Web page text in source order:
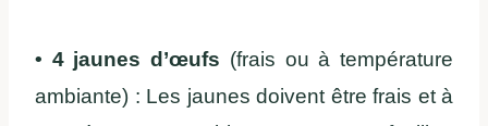
• 4 jaunes d’œufs (frais ou à température
ambiante) : Les jaunes doivent être frais et à